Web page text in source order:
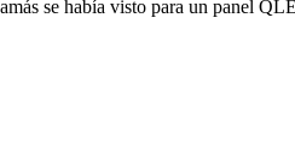
se había visto para un panel